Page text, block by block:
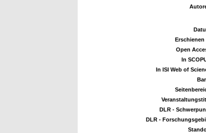
Erschienen
Open
In
In ISI Web of
DLR -
DLR -